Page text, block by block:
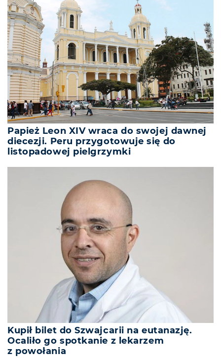
Papież Leon XIV wraca do swojej dawnej
diecezji. Peru przygotowuje się do
listopadowej pielgrzymki
Kupił bilet do Szwajcarii na eutanazję.
Ocaliło go spotkanie z lekarzem
z powołania